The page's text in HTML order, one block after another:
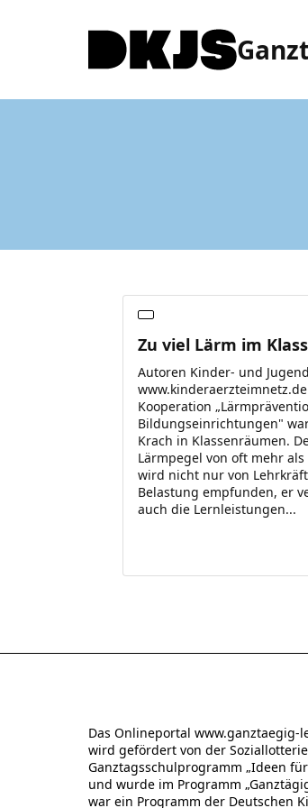
Zu viel Lärm im
Autoren Kinder- und
Kooperation
Bildungseinrichtungen"
Krach in Klassenräumen.
Lärmpegel von oft mehr als
wird nicht nur von
Belastung empfunden, er
auch die Lernleistungen...
Das Onlineportal
wird gefördert von der
Ganztagsschulprogramm „Ideen
und wurde im Programm
war ein Programm der Deutschen